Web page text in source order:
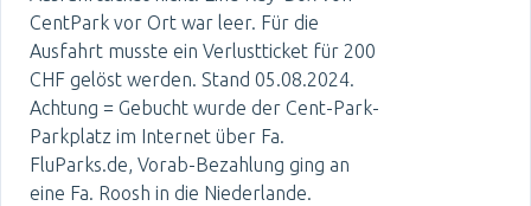
CentPark vor Ort war leer. Für die
Ausfahrt musste ein Verlustticket für 200
CHF gelöst werden. Stand 05.08.2024.
Achtung = Gebucht wurde der Cent-Park-
Parkplatz im Internet über Fa.
FluParks.de, Vorab-Bezahlung ging an
eine Fa. Roosh in die Niederlande.